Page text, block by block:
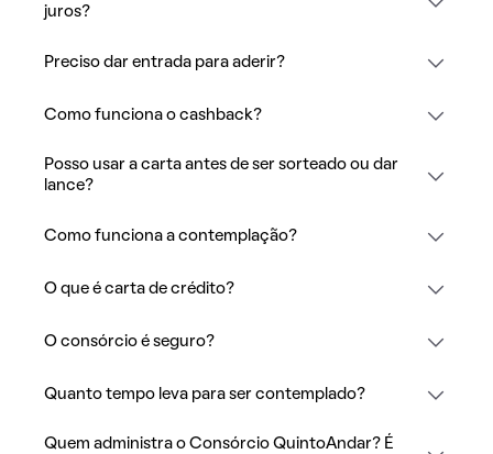
juros?
Preciso dar entrada para aderir?
Como funciona o cashback?
Posso usar a carta antes de ser sorteado ou dar
lance?
Como funciona a contemplação?
O que é carta de crédito?
O consórcio é seguro?
Quanto tempo leva para ser contemplado?
Quem administra o Consórcio QuintoAndar? É